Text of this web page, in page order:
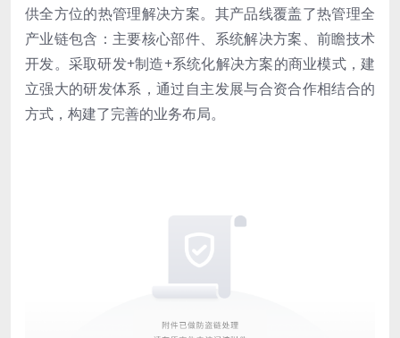
供全方位的热管理解决方案。其产品线覆盖了热管理全
产业链包含：主要核心部件、系统解决方案、前瞻技术
开发。采取研发+制造+系统化解决方案的商业模式，建
立强大的研发体系，通过自主发展与合资合作相结合的
方式，构建了完善的业务布局。